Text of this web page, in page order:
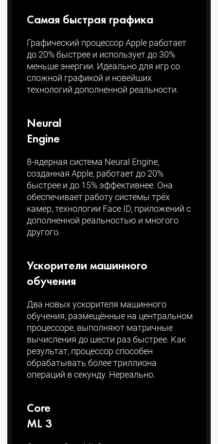
Самая быстрая графика
Графический процессор Apple работает
до 20% быстрее и использует до 30%
меньше энергии. Идеально для игр со
сложной графикой и новейших
технологий дополненной реальности.
Neural
Engine
8-ядерная система Neural Engine,
созданная Apple, работает до 20%
быстрее и до 15% эффективнее. Она
обеспечивает работу системы трёх
камер, технологии Face ID, приложений с
дополненной реальностью и многого
другого.
Ускорители машинного
обучения
Два новых ускорителя машинного
обучения, размещённые на центральном
процессоре, выполняют матричные
вычисления до шести раз быстрее. Как
результат, процессор способен
обрабатывать более триллиона
операций в секунду. Нереально.
Core
ML 3